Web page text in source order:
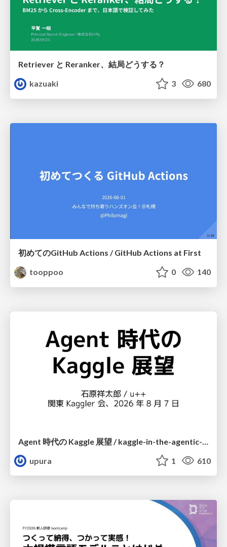
Retriever と Reranker、結局どうする？
kazuaki
3 680
初めてのGitHub Actions / GitHub Actions at First
tooppoo
0 140
upura
1 610